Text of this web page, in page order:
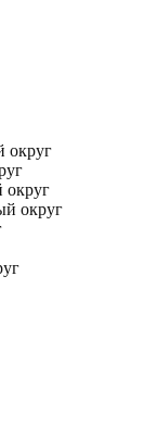
округ
округ
округ